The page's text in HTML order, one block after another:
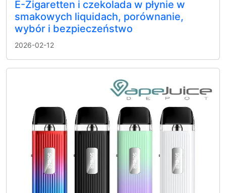
E-Zigaretten i czekolada w płynie w
smakowych liquidach, porównanie,
wybór i bezpieczeństwo
2026-02-12